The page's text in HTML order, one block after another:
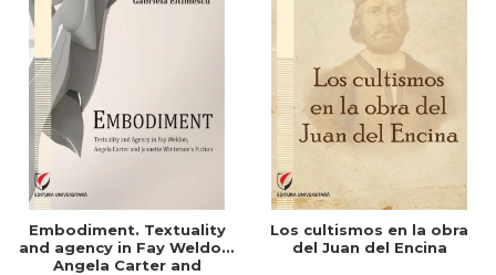
Embodiment. Textuality
and agency in Fay Weldon,
Angela Carter and
Los cultismos en la obra
del Juan del Encina